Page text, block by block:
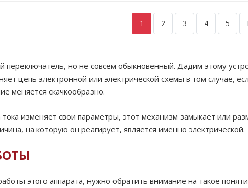
1 2 3 4 5
переключатель, но не совсем обыкновенный. Дадим этому
цепь электронной или электрической схемы в том случае,
меняется скачкообразно.
тока изменяет свои параметры, этот механизм замыкает или
на которую он реагирует, является именно электрической.
этого аппарата, нужно обратить внимание на такое